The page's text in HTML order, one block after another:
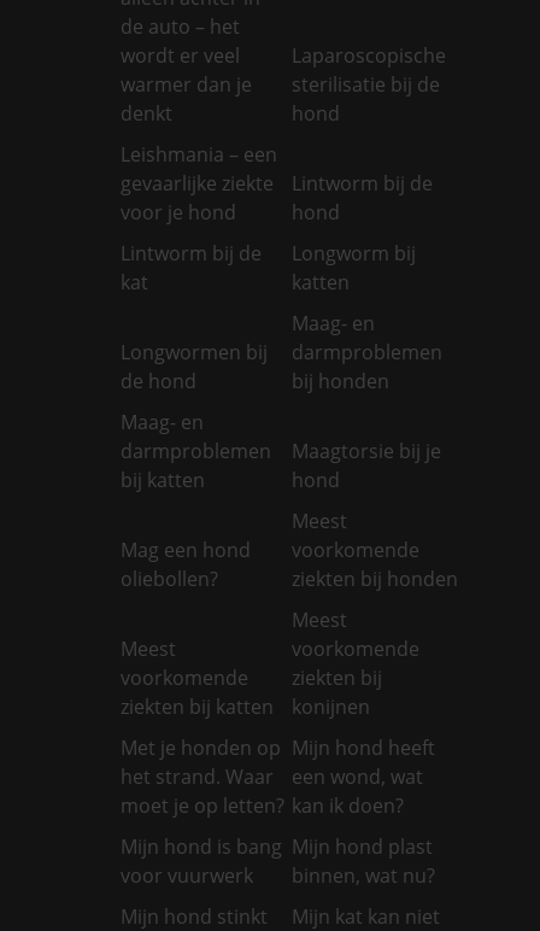
de auto – het
wordt er veel
warmer dan je
denkt
Laparoscopische
sterilisatie bij de
hond
Leishmania – een
gevaarlijke ziekte
voor je hond
Lintworm bij de
hond
Lintworm bij de
kat
Longworm bij
katten
Longwormen bij
de hond
Maag- en
darmproblemen
bij honden
Maag- en
darmproblemen
bij katten
Maagtorsie bij je
hond
Mag een hond
oliebollen?
Meest
voorkomende
ziekten bij honden
Meest
voorkomende
ziekten bij katten
Meest
voorkomende
ziekten bij
konijnen
Met je honden op
het strand. Waar
moet je op letten?
Mijn hond heeft
een wond, wat
kan ik doen?
Mijn hond is bang
voor vuurwerk
Mijn hond plast
binnen, wat nu?
Mijn hond stinkt
Mijn kat kan niet